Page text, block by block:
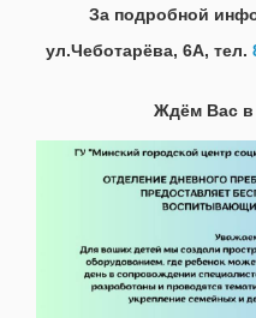
За подробной
ул.Чеботарёва, 6А, тел.
Ждём Вас в